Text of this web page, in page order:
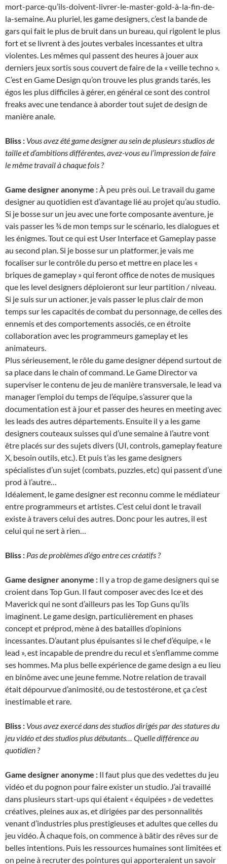
mort-parce-qu’ils-doivent-livrer-le-master-gold-à-la-fin-de-
la-semaine. Au pluriel, les game designers, c’est la bande de
gars qui fait le plus de bruit dans un bureau, qui rigolent le plus
fort et se livrent à des joutes verbales incessantes et ultra
violentes. Les mêmes qui passent des heures à jouer aux
derniers jeux sortis sous couvert de faire de la « veille techno ».
C’est en Game Design qu’on trouve les plus grands tarés, les
égos les plus difficiles à gérer, en général ce sont des control
freaks avec une tendance à aborder tout sujet de design de
manière anale.
Bliss : Vous avez été game designer au sein de plusieurs studios de
taille et d’ambitions différentes, avez-vous eu l’impression de faire
le même travail à chaque fois ?
Game designer anonyme :À peu près oui. Le travail du game
designer au quotidien est d’avantage lié au projet qu’au studio.
Si je bosse sur un jeu avec une forte composante aventure, je
vais passer les ¾ de mon temps sur le scénario, les dialogues et
les énigmes. Tout ce qui est User Interface et Gameplay passe
au second plan. Si je bosse sur un platformer, je vais me
focaliser sur le contrôle du perso et mettre en place les «
briques de gameplay » qui feront office de notes de musiques
que les level designers déploieront sur leur partition / niveau.
Si je suis sur un actioner, je vais passer le plus clair de mon
temps sur les capacités de combat du personnage, de celles des
ennemis et des comportements associés, ce en étroite
collaboration avec les programmeurs gameplay et les
animateurs.
Plus sérieusement, le rôle du game designer dépend surtout de
sa place dans le chain of command. Le Game Director va
superviser le contenu de jeu de manière transversale, le lead va
manager l’emploi du temps de l’équipe, s’assurer que la
documentation est à jour et passer des heures en meeting avec
les leads des autres départements. Ensuite il y a les game
designers couteaux suisses qui d’une semaine à l’autre vont
être placés sur des sujets divers (UI, controls, gameplay feature
X, besoin outils, etc.). Et puis t’as les game designers
spécialistes d’un sujet (combats, puzzles, etc) qui passent d’une
prod à l’autre…
Idéalement, le game designer est reconnu comme le médiateur
entre programmeurs et artistes. C’est celui dont le travail
existe à travers celui des autres. Donc pour les autres, il est
celui qui ne sert à rien…
Bliss : Pas de problèmes d’égo entre ces créatifs ?
Game designer anonyme : Il y a trop de game designers qui se
croient dans Top Gun. Il faut composer avec des Ice et des
Maverick qui ne sont d’ailleurs pas les Top Guns qu’ils
imaginent. Le game design, particulièrement en phases
concept et préprod, mène à des batailles d’opinions
incessantes. D’autant plus épuisantes si le chef d’équipe, « le
lead », est incapable de prendre du recul et s’enflamme comme
ses hommes. Ma plus belle expérience de game design a eu lieu
en binôme avec une jeune femme. Notre relation de travail
était dépourvue d’animosité, ou de testostérone, et ça c’est
inestimable et rare.
Bliss : Vous avez exercé dans des studios dirigés par des statures du
jeu vidéo et des studios plus débutants… Quelle différence au
quotidien ?
Game designer anonyme : Il faut plus que des vedettes du jeu
vidéo et du pognon pour faire exister un studio. J’ai travaillé
dans plusieurs start-ups qui étaient « équipées » de vedettes
créatives, pleines aux as, et dirigées par des personnalités
venant d’industries plus prestigieuses et adultes que celles du
jeu vidéo. À chaque fois, on commence à bâtir des rêves sur de
belles intentions. Puis les ressources humaines sont limitées et
on peine à recruter des pointures qui apporteraient un savoir